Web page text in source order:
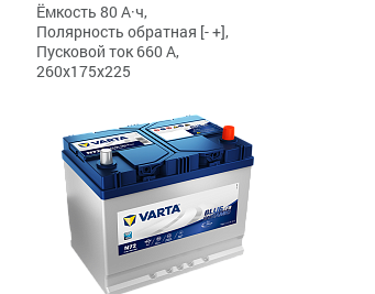
Ёмкость 80 А·ч,
Полярность обратная [- +],
Пусковой ток 660 А,
260x175x225